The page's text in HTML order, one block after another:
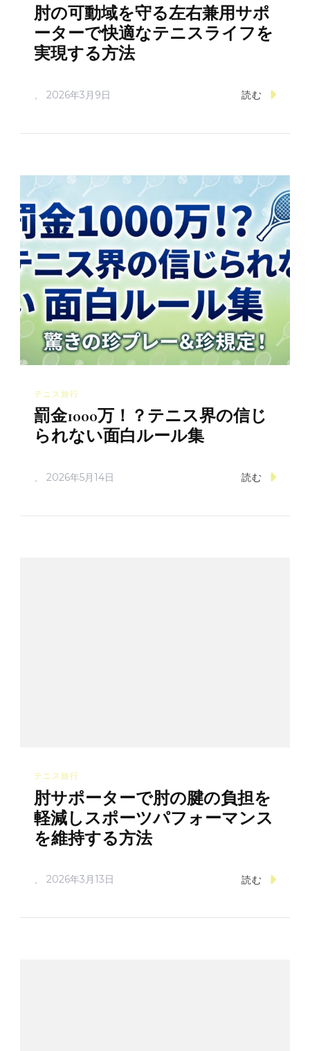
肘の可動域を守る左右兼用サポ
ーターで快適なテニスライフを
実現する方法
、 2026年3月9日 読む
テニス旅行
罰金1000万！？テニス界の信じ
られない面白ルール集
、 2026年5月14日 読む
テニス旅行
肘サポーターで肘の腱の負担を
軽減しスポーツパフォーマンス
を維持する方法
、 2026年3月13日 読む